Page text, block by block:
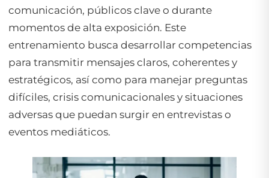
comunicación, públicos clave o durante
momentos de alta exposición. Este
entrenamiento busca desarrollar competencias
para transmitir mensajes claros, coherentes y
estratégicos, así como para manejar preguntas
difíciles, crisis comunicacionales y situaciones
adversas que puedan surgir en entrevistas o
eventos mediáticos.